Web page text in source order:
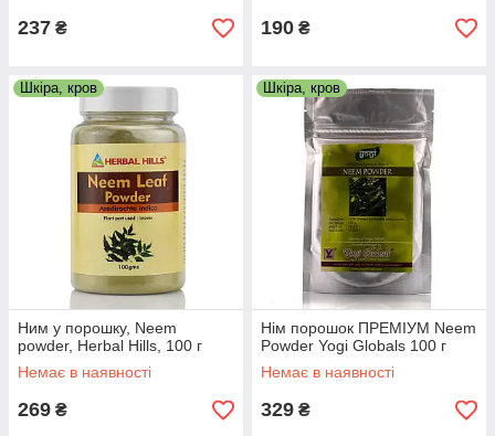
237 ₴ 190 ₴
Шкіра, кров
Ним у порошку, Neem
powder, Herbal Hills, 100 г
Немає в наявності
269 ₴
Шкіра, кров
Нім порошок ПРЕМІУМ Neem
Powder Yogi Globals 100 г
Немає в наявності
329 ₴